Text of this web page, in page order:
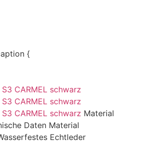
{
Material
Daten Material
Echtleder